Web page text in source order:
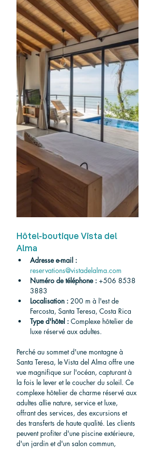
Hôtel-boutique Vista del
Alma
Adresse e-mail :
reservations@vistadelalma.com
Numéro de téléphone : +506 8538
3883
Localisation : 200 m à l'est de
Fercosta, Santa Teresa, Costa Rica
Type d'hôtel : Complexe hôtelier de
luxe réservé aux adultes.
Perché au sommet d'une montagne à
Santa Teresa, le Vista del Alma offre une
vue magnifique sur l'océan, capturant à
la fois le lever et le coucher du soleil. Ce
complexe hôtelier de charme réservé aux
adultes allie nature, service et luxe,
offrant des services, des excursions et
des transferts de haute qualité. Les clients
peuvent profiter d'une piscine extérieure,
d'un jardin et d'un salon commun,